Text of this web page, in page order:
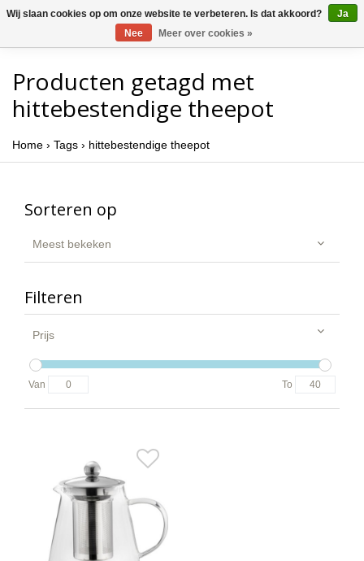
Producten getagd met
hittebestendige theepot
Home › Tags › hittebestendige theepot
Sorteren op
Meest bekeken
Filteren
Prijs
Van To
Wij slaan cookies op om onze website te verbeteren. Is dat akkoord?
Ja
Nee
Meer over cookies »